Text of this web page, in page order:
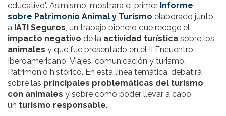
educativo". Asimismo, mostrará el primer Informe
sobre Patrimonio Animal y Turismo elaborado junto
a IATI Seguros, un trabajo pionero que recoge el
impacto negativo de la actividad turística sobre los
animales y que fue presentado en el II Encuentro
Iberoamericano ‘Viajes, comunicación y turismo.
Patrimonio histórico’. En esta línea temática, debatirá
sobre las principales problemáticas del turismo
con animales y sobre cómo poder llevar a cabo
un turismo responsable.